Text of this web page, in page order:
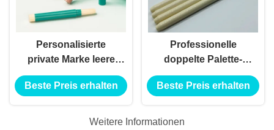
Personalisierte
private Marke leere
Augenhellen
Schatten Stick Stift
Beste Preis erhalten
Professionelle
doppelte Palette-
Rohr-Augenschatten-
Stick Privatetikett mit
Highlighter-
Beste Preis erhalten
Weitere Informationen